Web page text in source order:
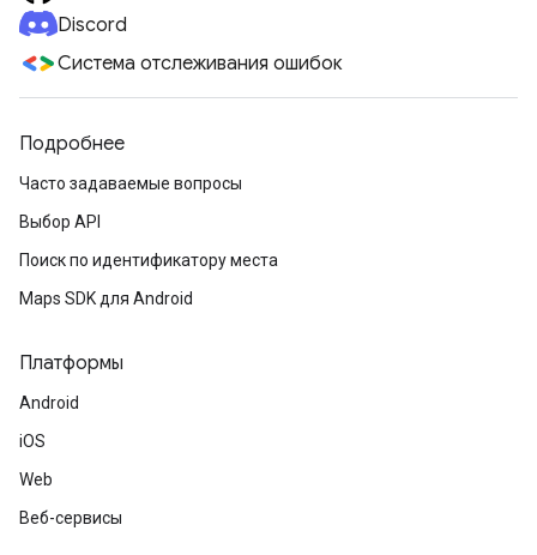
Discord
Система отслеживания ошибок
Подробнее
Часто задаваемые вопросы
Выбор API
Поиск по идентификатору места
Maps SDK для Android
Платформы
Android
iOS
Web
Веб-сервисы